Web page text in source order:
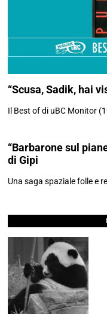
“Scusa, Sadik, hai
Il Best of di uBC Monitor
“Barbarone sul
di Gipi
Una saga spaziale folle e